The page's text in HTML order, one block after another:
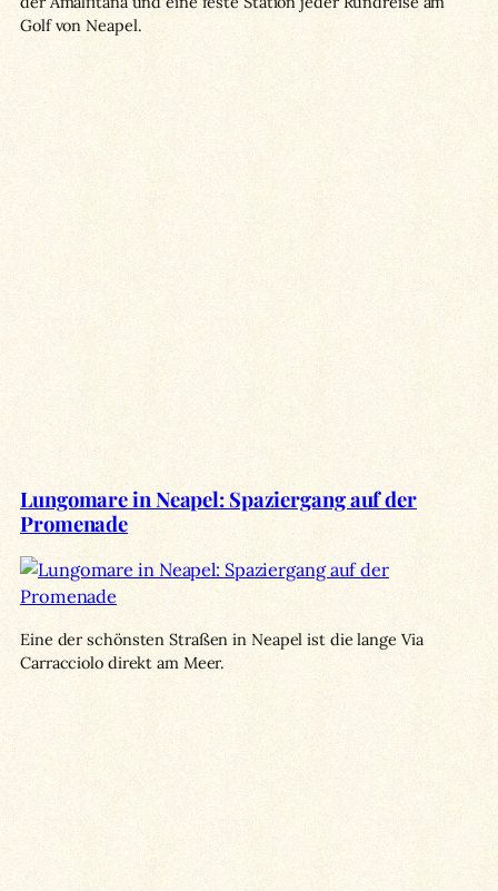
Golf von Neapel.
Lungomare in Neapel: Spaziergang auf der
Promenade
Eine der schönsten Straßen in Neapel ist die lange Via
Carracciolo direkt am Meer.